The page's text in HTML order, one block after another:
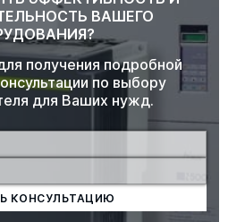
ВАШЕГО
получения подробной
по выбору
для Ваших нужд.
КОНСУЛЬТАЦИЮ